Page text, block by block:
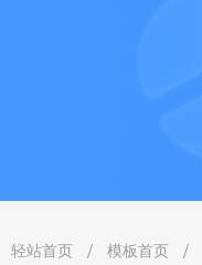
轻站首页 / 模板首页 /